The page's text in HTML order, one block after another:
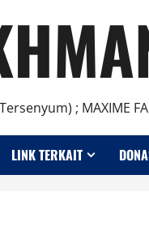
Tersenyum) ; MAXIME
LINK TERKAIT